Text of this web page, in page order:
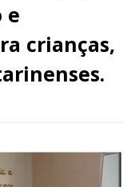
e
crianças,